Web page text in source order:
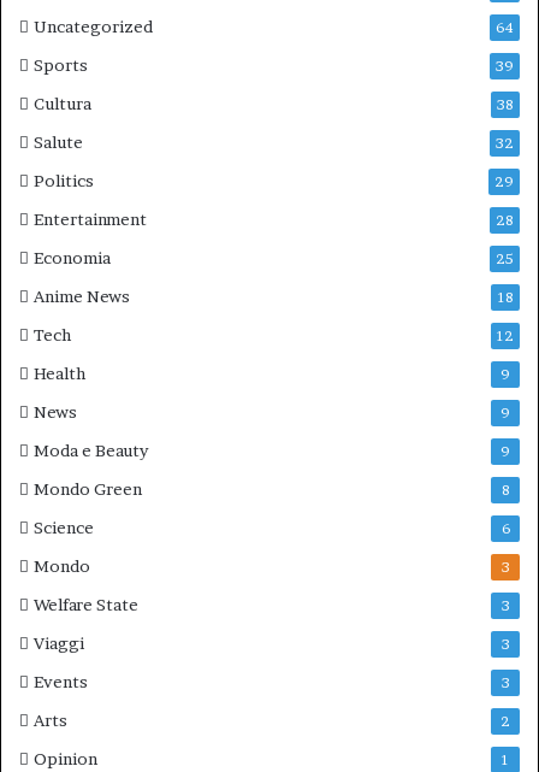
Uncategorized 64
Sports 39
Cultura 38
Salute 32
Politics 29
Entertainment 28
Economia 25
Anime News 18
Tech 12
Health 9
News 9
Moda e Beauty 9
Mondo Green 8
Science 6
Mondo 3
Welfare State 3
Viaggi 3
Events 3
Arts 2
Opinion 1